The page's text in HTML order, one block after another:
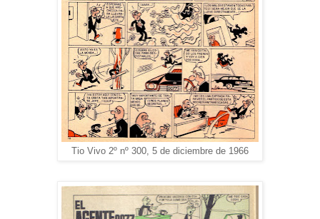
Tio Vivo 2º nº 300, 5 de diciembre de 1966